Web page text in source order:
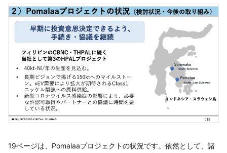
19ページは、Pomalaaプロジェクトの状況です。依然として、諸